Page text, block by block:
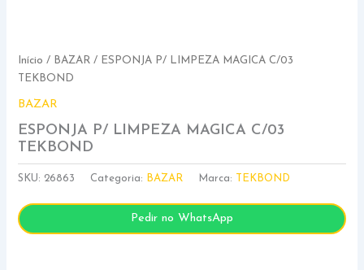
Início / BAZAR / ESPONJA P/ LIMPEZA MAGICA C/03
TEKBOND
BAZAR
ESPONJA P/ LIMPEZA MAGICA C/03
TEKBOND
SKU: 26863 Categoria: BAZAR Marca: TEKBOND
Pedir no WhatsApp